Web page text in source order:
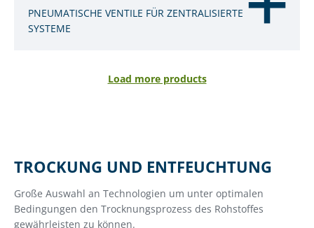
PNEUMATISCHE VENTILE FÜR ZENTRALISIERTE
SYSTEME
Load more products
TROCKUNG UND ENTFEUCHTUNG
Große Auswahl an Technologien um unter optimalen
Bedingungen den Trocknungsprozess des Rohstoffes
gewährleisten zu können.